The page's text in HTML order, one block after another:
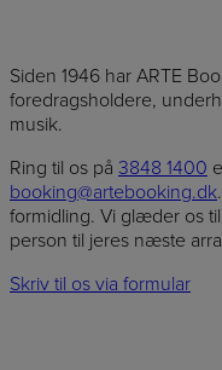
Siden 1946 har ARTE
foredragsholdere,
musik.
Ring til os på 3848 1400
booking@artebooking.dk
formidling. Vi glæder os
person til jeres næste
Skriv til os via formular